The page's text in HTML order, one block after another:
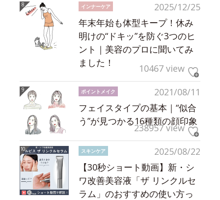
2025/12/25
インナーケア
年末年始も体型キープ！休み
明けの“ドキッ”を防ぐ3つのヒ
ント｜美容のプロに聞いてみ
ました！
10467 view
2021/08/11
ポイントメイク
フェイスタイプの基本｜“似合
う”が見つかる16種類の顔印象
238957 view
2025/08/22
スキンケア
【30秒ショート動画】新・シ
ワ改善美容液「ザ リンクルセ
ラム」のおすすめの使い方っ